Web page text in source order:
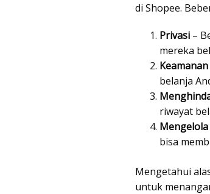
di Shopee.
Privasi –
mereka
Keamanan
belanja
riwayat
bisa
Mengetahui
untuk